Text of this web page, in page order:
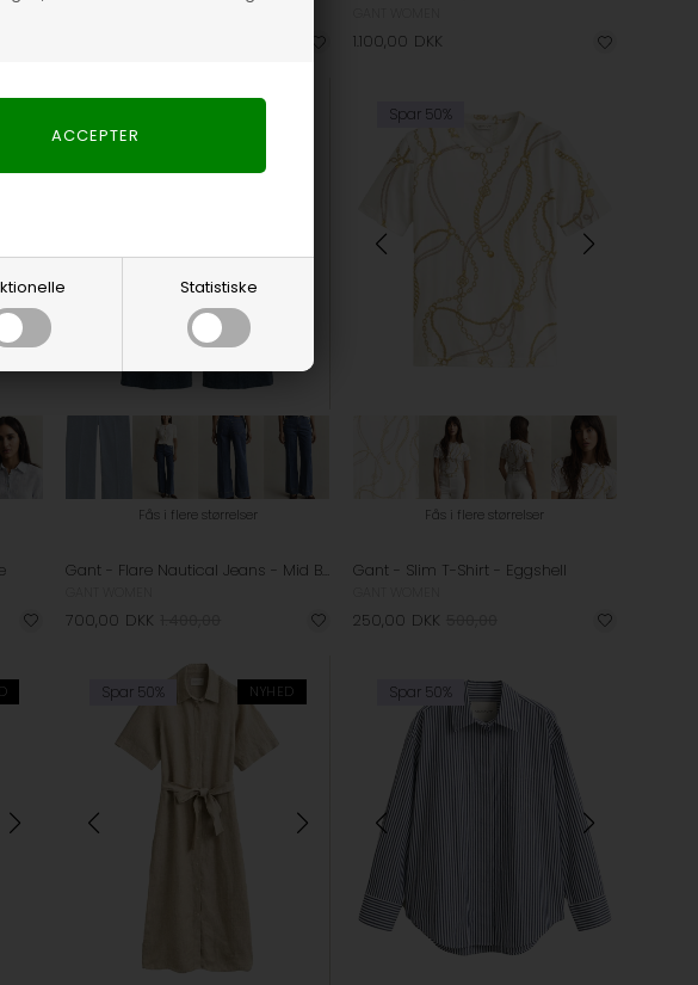
Statistiske
1.100,00 DKK
Fås i flere størrelser
Gant - Flare Nautical Jeans - Mid Blue
700,00 DKK
Spar 50%
Fås i flere størrelser
Gant - Slim T-Shirt - Eggshell
250,00 DKK
NYHED
Spar 50% Spar 50%